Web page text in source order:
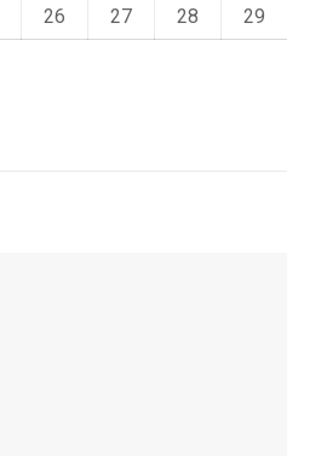
26 27 28
29